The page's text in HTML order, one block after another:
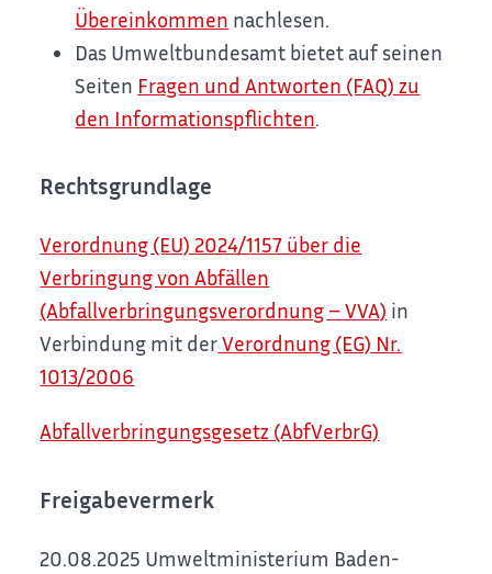
Übereinkommen nachlesen.
Das Umweltbundesamt bietet auf seinen
Seiten Fragen und Antworten (FAQ) zu
den Informationspflichten
Rechtsgrundlage
Verordnung (EU) 2024/1157 über die
Verbringung von Abfällen
(Abfallverbringungsverordnung – VVA) in
Verbindung mit derVerordnung (EG) Nr.
1013/2006
Abfallverbringungsgesetz (AbfVerbrG)
Freigabevermerk
20.08.2025 Umweltministerium Baden-